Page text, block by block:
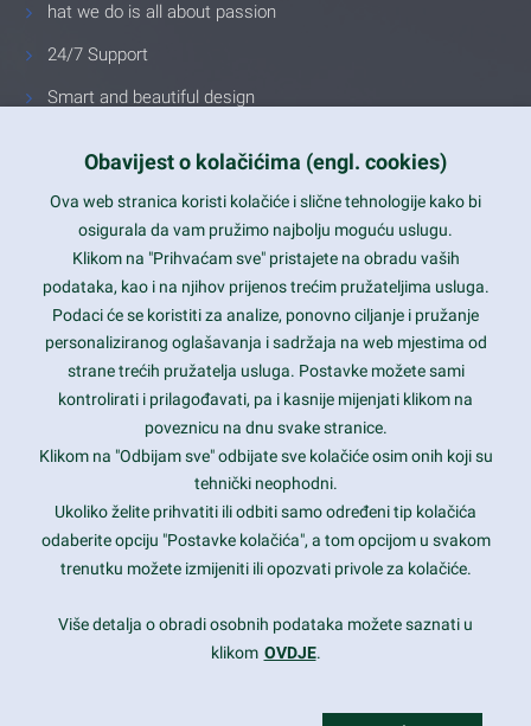
hat we do is all about passion
24/7 Support
Smart and beautiful design
Latest trends and much more...
Contact Info
1600 Amphitheatre Parkway, Mountain View, CA 94043
prothemes.net@gmail.com
Daily: 9:00 am - 6:00 pm
Sunday: Closed
Copyright 2017FRESHFACE© All Rights Reserved
Obavijest o kolačićima (engl. cookies)
Ova web stranica koristi kolačiće i slične tehnologije kako bi
osigurala da vam pružimo najbolju moguću uslugu.
Klikom na "Prihvaćam sve" pristajete na obradu vaših
podataka, kao i na njihov prijenos trećim pružateljima usluga.
Podaci će se koristiti za analize, ponovno ciljanje i pružanje
personaliziranog oglašavanja i sadržaja na web mjestima od
strane trećih pružatelja usluga. Postavke možete sami
kontrolirati i prilagođavati, pa i kasnije mijenjati klikom na
poveznicu na dnu svake stranice.
Klikom na "Odbijam sve" odbijate sve kolačiće osim onih koji su
tehnički neophodni.
Ukoliko želite prihvatiti ili odbiti samo određeni tip kolačića
odaberite opciju "Postavke kolačića", a tom opcijom u svakom
trenutku možete izmijeniti ili opozvati privole za kolačiće.
Više detalja o obradi osobnih podataka možete saznati u
klikom OVDJE.